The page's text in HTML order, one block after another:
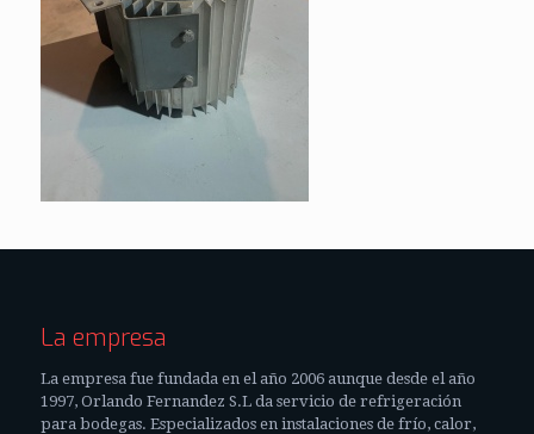
La empresa
La empresa fue fundada en el año 2006 aunque desde el año
1997, Orlando Fernandez S.L da servicio de refrigeración
para bodegas. Especializados en instalaciones de frío, calor,